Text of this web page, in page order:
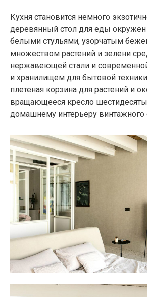
Кухня становится немного
деревянный стол для еды
белыми стульями, узорчатым
множеством растений и зелени
нержавеющей стали и
и хранилищем для бытовой
плетеная корзина для растений и
вращающееся кресло
домашнему интерьеру